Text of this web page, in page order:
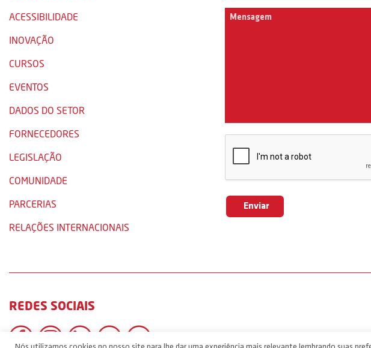
ACESSIBILIDADE
INOVAÇÃO
CURSOS
EVENTOS
DADOS DO SETOR
FORNECEDORES
LEGISLAÇÃO
COMUNIDADE
PARCERIAS
RELAÇÕES INTERNACIONAIS
REDES SOCIAIS